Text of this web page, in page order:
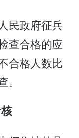
民政府征兵
查合格的应
合格人数比